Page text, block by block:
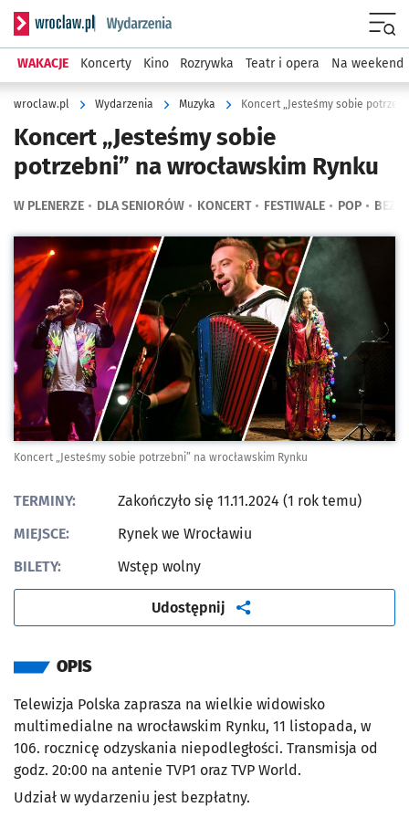
Serwis informacyjny wroclaw.pl podserwis: Wydarzenia
WAKACJE Koncerty Kino Rozrywka Teatr i opera Na weekend
wroclaw.pl Wydarzenia Muzyka Koncert „Jesteśmy sobie
Koncert „Jesteśmy sobie
potrzebni” na wrocławskim Rynku
W PLENERZE DLA SENIORÓW KONCERT FESTIWALE POP
Kliknij, aby powiększyć
Koncert „Jesteśmy sobie potrzebni” na wrocławskim Rynku
TERMINY:
Zakończyło się 11.11.2024 (1 rok temu)
MIEJSCE:
Rynek we Wrocławiu
BILETY:
Wstęp wolny
Udostępnij artykuł
OPIS
Telewizja Polska zaprasza na wielkie widowisko
multimedialne na wrocławskim Rynku, 11 listopada, w
106. rocznicę odzyskania niepodległości. Transmisja od
godz. 20:00 na antenie TVP1 oraz TVP World.
Udział w wydarzeniu jest bezpłatny.